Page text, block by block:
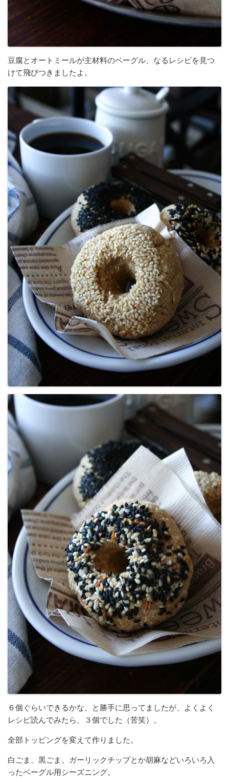
豆腐とオートミールが主材料のベーグル、なるレシピを見つ
けて飛びつきましたよ。
６個ぐらいできるかな、と勝手に思ってましたが、よくよく
レシピ読んでみたら、３個でした（苦笑）。
全部トッピングを変えて作りました。
白ごま、黒ごま。ガーリックチップとか胡麻などいろいろ入
ったベーグル用シーズニング。